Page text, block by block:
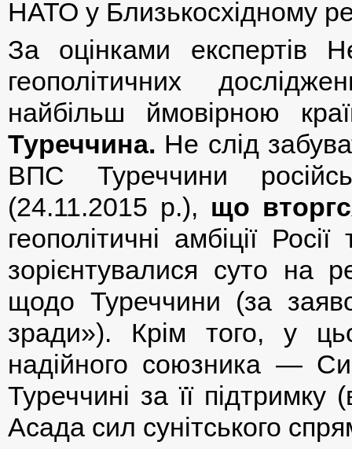
НАТО у Близькосхідному
За оцінками експертів
геополітичних
найбільш ймовірною
Туреччина. Не слід
ВПС Туреччини
(24.11.2015 р.), що
геополітичні амбіції
зорієнтувалися суто на
щодо Туреччини (за
зради»). Крім того, у
надійного союзника —
Туреччині за її
Асада сил сунітського